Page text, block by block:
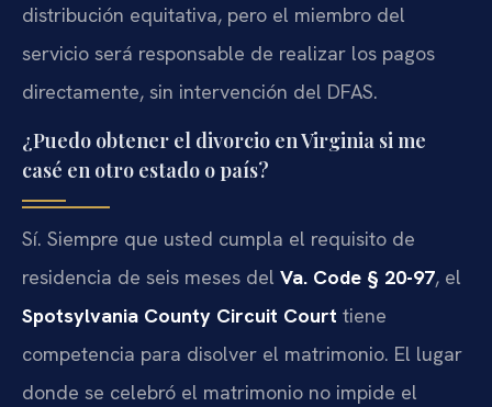
distribución equitativa, pero el miembro del
servicio será responsable de realizar los pagos
directamente, sin intervención del DFAS.
¿Puedo obtener el divorcio en Virginia si me
casé en otro estado o país?
Sí. Siempre que usted cumpla el requisito de
residencia de seis meses del Va. Code § 20-97, el
Spotsylvania County Circuit Court tiene
competencia para disolver el matrimonio. El lugar
donde se celebró el matrimonio no impide el